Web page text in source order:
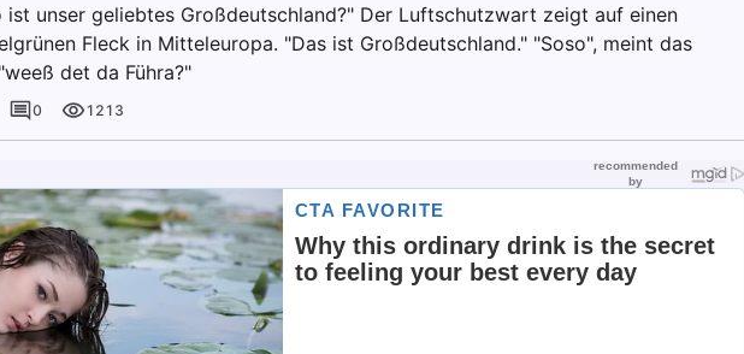
ist unser geliebtes Großdeutschland?" Der Luftschutzwart zeigt auf einen
Fleck in Mitteleuropa. "Das ist Großdeutschland." "Soso", meint das
det da Führa?"
0 1213